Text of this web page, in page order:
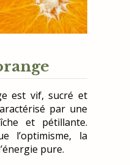
est vif, sucré et
par une
et pétillante.
l’optimisme, la
pure.